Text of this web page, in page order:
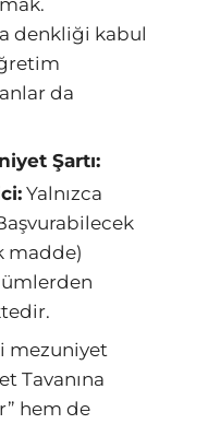
denkliği kabul
da
Şartı:
Yalnızca
madde)
mezuniyet
Tavanına
hem de